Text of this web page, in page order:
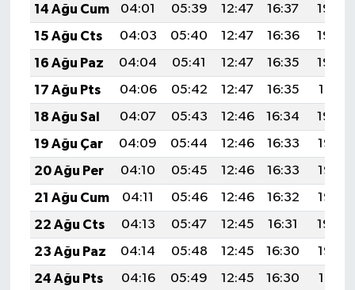
14 Ağu Cum
04:01 05:39 12:47 16:37
19:45
15 Ağu Cts
04:03 05:40 12:47 16:36
19:44
16 Ağu Paz
04:04 05:41 12:47 16:35
19:43
17 Ağu Pts
04:06 05:42 12:47 16:35
19:41
18 Ağu Sal
04:07 05:43 12:46 16:34
19:40
19 Ağu Çar
04:09 05:44 12:46 16:33
19:38
20 Ağu Per
04:10 05:45 12:46 16:33
19:37
21 Ağu Cum
04:11 05:46 12:46 16:32
19:35
22 Ağu Cts
04:13 05:47 12:45 16:31
19:34
23 Ağu Paz
04:14 05:48 12:45 16:30
19:32
24 Ağu Pts
04:16 05:49 12:45 16:30
19:31